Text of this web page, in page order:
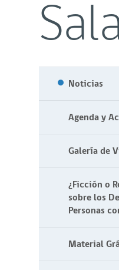
Noticias
Agenda y
Galería de
¿Ficción o
sobre los
Personas
Material